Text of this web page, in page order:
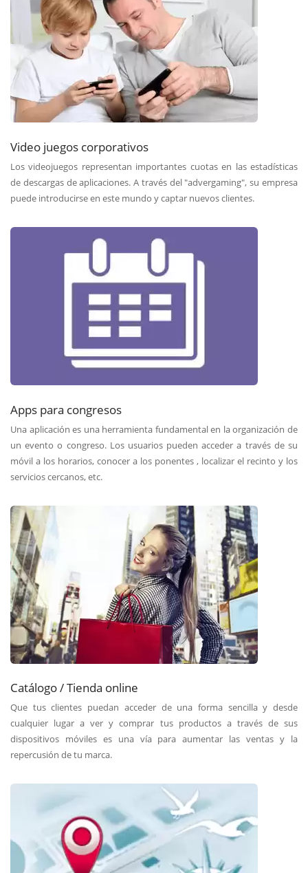
Video juegos corporativos
Los videojuegos representan importantes cuotas en las estadísticas
de descargas de aplicaciones. A través del "advergaming", su empresa
puede introducirse en este mundo y captar nuevos clientes.
Apps para congresos
Una aplicación es una herramienta fundamental en la organización de
un evento o congreso. Los usuarios pueden acceder a través de su
móvil a los horarios, conocer a los ponentes , localizar el recinto y los
servicios cercanos, etc.
Catálogo / Tienda online
Que tus clientes puedan acceder de una forma sencilla y desde
cualquier lugar a ver y comprar tus productos a través de sus
dispositivos móviles es una vía para aumentar las ventas y la
repercusión de tu marca.